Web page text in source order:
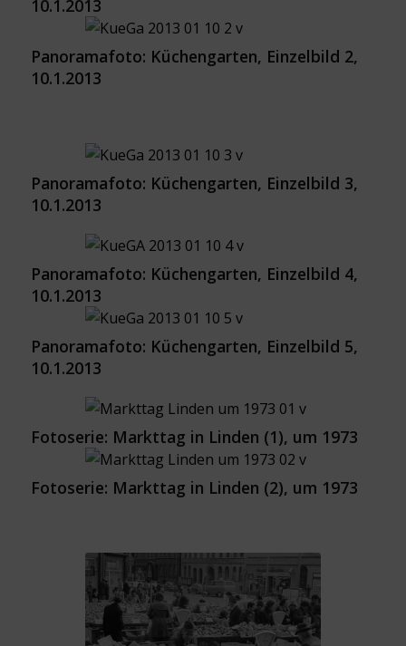
10.1.2013
Panoramafoto: Küchengarten, Einzelbild 2,
10.1.2013
Panoramafoto: Küchengarten, Einzelbild 3,
10.1.2013
Panoramafoto: Küchengarten, Einzelbild 4,
10.1.2013
Panoramafoto: Küchengarten, Einzelbild 5,
10.1.2013
Fotoserie: Markttag in Linden (1), um 1973
Fotoserie: Markttag in Linden (2), um 1973